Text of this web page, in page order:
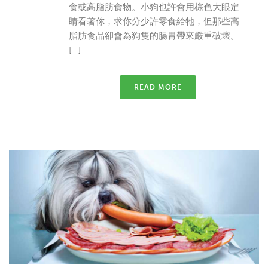
食或高脂肪食物。小狗也許會用棕色大眼定
睛看著你，求你分少許零食給牠，但那些高
脂肪食品卻會為狗隻的腸胃帶來嚴重破壞。
[...]
READ MORE